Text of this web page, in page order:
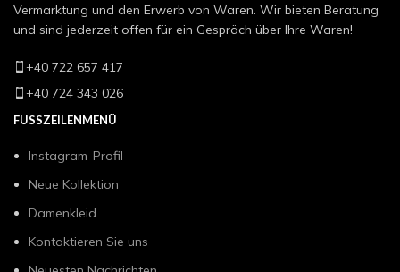
Vermarktung und den Erwerb von Waren. Wir bieten Beratung
und sind jederzeit offen für ein Gespräch über Ihre Waren!
+40 722 657 417
+40 724 343 026
FUSSZEILENMENÜ
Instagram-Profil
Neue Kollektion
Damenkleid
Kontaktieren Sie uns